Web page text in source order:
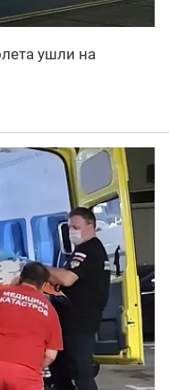
ушли на